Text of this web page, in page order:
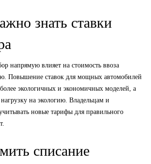
знать ставки
напрямую влияет на стоимость ввоза
Повышение ставок для мощных автомобилей
экологичных и экономичных моделей, а
на экологию. Владельцам и
новые тарифы для правильного
списание